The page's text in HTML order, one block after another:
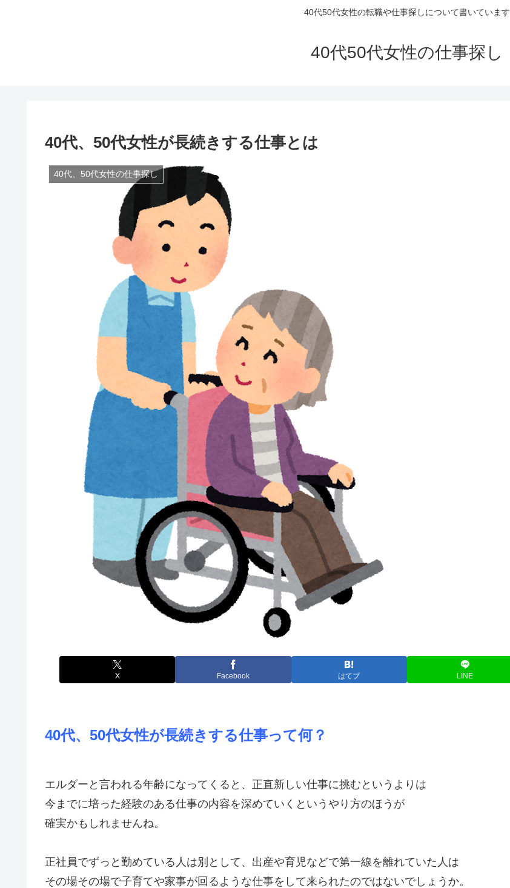
40代50代女性の転職や仕事探しについて書いています
40代50代女性の仕事探し
40代、50代女性が長続きする仕事とは
40代、50代女性の仕事探し
X Facebook はてブ LINE
40代、50代女性が長続きする仕事って何？
エルダーと言われる年齢になってくると、正直新しい仕事に挑むというよりは
今までに培った経験のある仕事の内容を深めていくというやり方のほうが
確実かもしれませんね。
正社員でずっと勤めている人は別として、出産や育児などで第一線を離れていた人は
その場その場で子育てや家事が回るような仕事をして来られたのではないでしょうか。